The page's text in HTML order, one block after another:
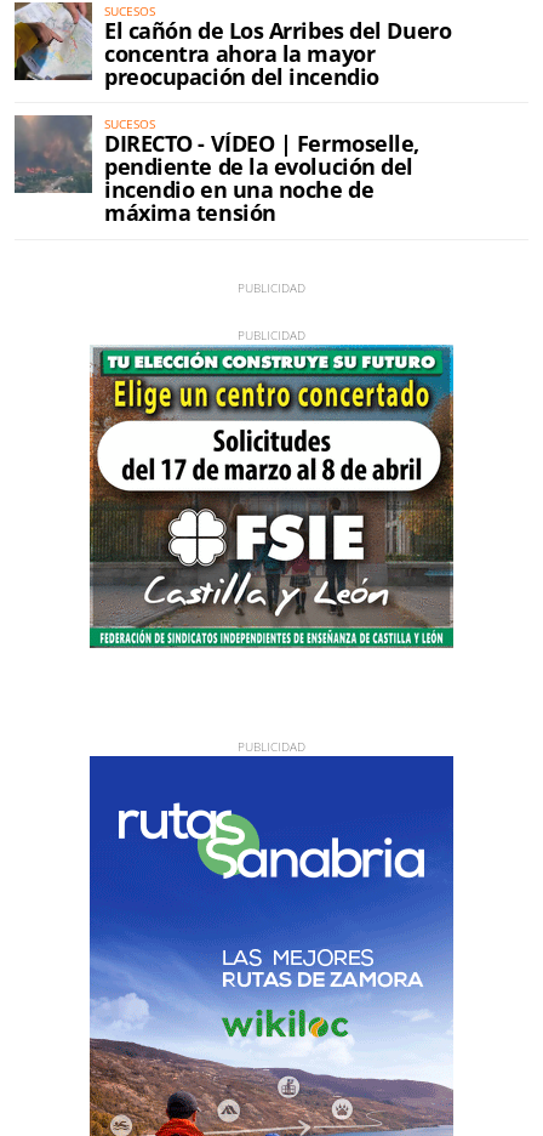
SUCESOS
El cañón de Los Arribes del Duero
concentra ahora la mayor
preocupación del incendio
SUCESOS
DIRECTO - VÍDEO | Fermoselle,
pendiente de la evolución del
incendio en una noche de
máxima tensión